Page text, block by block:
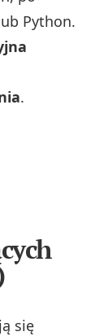
Python.
.
się